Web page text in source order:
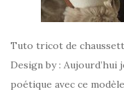
Tuto tricot de
Design by :
poétique avec ce